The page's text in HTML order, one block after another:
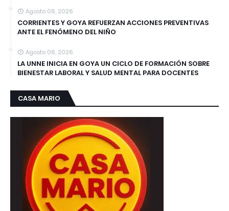
Agosto 06, 2026
CORRIENTES Y GOYA REFUERZAN ACCIONES PREVENTIVAS
ANTE EL FENÓMENO DEL NIÑO
Agosto 06, 2026
LA UNNE INICIA EN GOYA UN CICLO DE FORMACIÓN SOBRE
BIENESTAR LABORAL Y SALUD MENTAL PARA DOCENTES
CASA MARIO